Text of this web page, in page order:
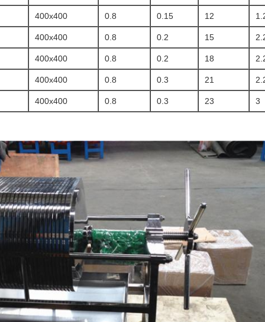
400x400 0.8 0.15 12
400x400 0.8 0.2 15
400x400 0.8 0.2 18
400x400 0.8 0.3 21
400x400 0.8 0.3 23 3